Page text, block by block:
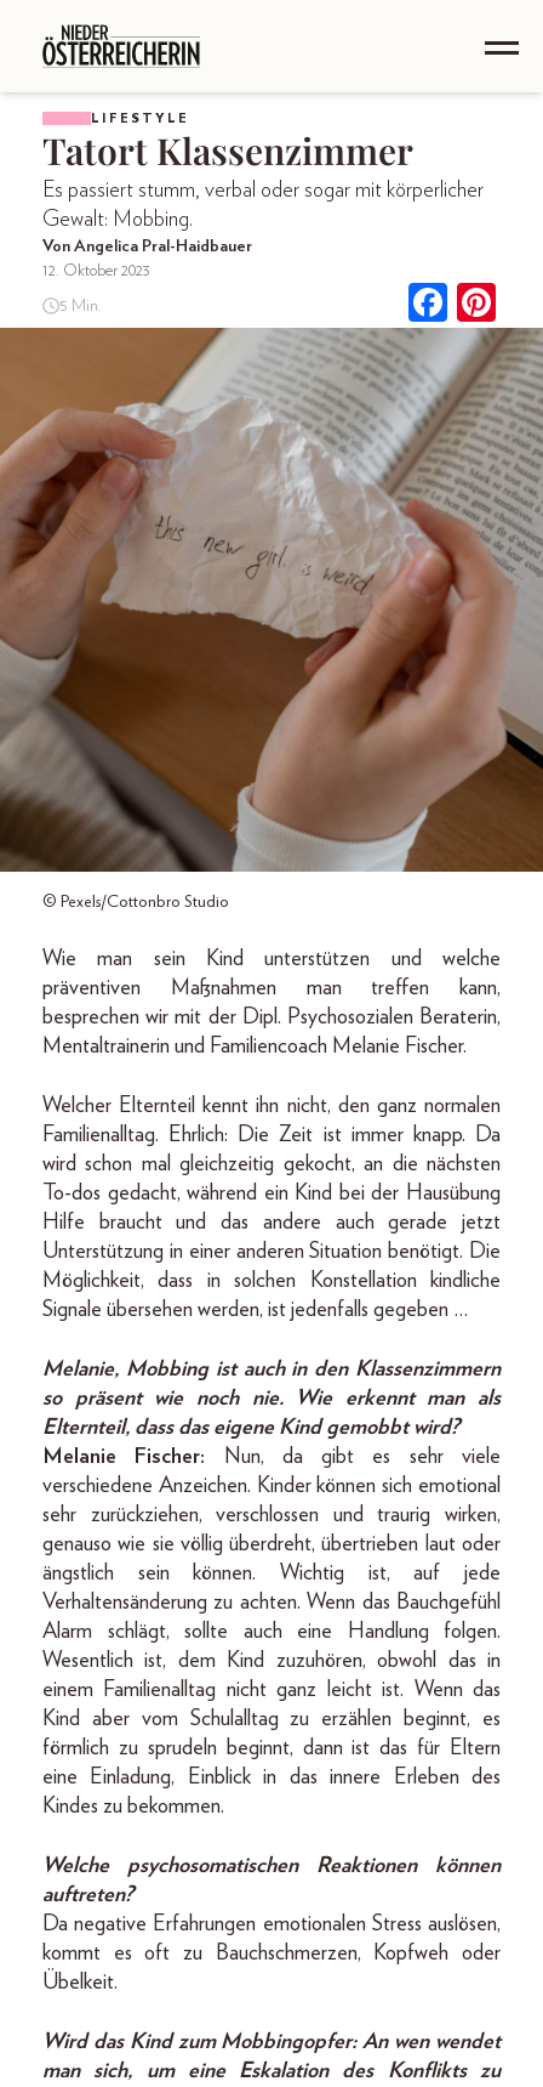
LIFESTYLE
Tatort Klassenzimmer
Es passiert stumm, verbal oder sogar mit körperlicher
Gewalt: Mobbing.
Von Angelica Pral-Haidbauer
12. Oktober 2023
5 Min.
© Pexels/Cottonbro Studio
Wie man sein Kind unterstützen und welche
präventiven Maßnahmen man treffen kann,
besprechen wir mit der Dipl. Psychosozialen Beraterin,
Mentaltrainerin und Familiencoach Melanie Fischer.
Welcher Elternteil kennt ihn nicht, den ganz normalen
Familienalltag. Ehrlich: Die Zeit ist immer knapp. Da
wird schon mal gleichzeitig gekocht, an die nächsten
To-dos gedacht, während ein Kind bei der Hausübung
Hilfe braucht und das andere auch gerade jetzt
Unterstützung in einer anderen Situation benötigt. Die
Möglichkeit, dass in solchen Konstellation kindliche
Signale übersehen werden, ist jedenfalls gegeben …
Melanie, Mobbing ist auch in den Klassenzimmern
so präsent wie noch nie. Wie erkennt man als
Elternteil, dass das eigene Kind gemobbt wird?
Melanie Fischer:
Nun, da gibt es sehr viele
verschiedene Anzeichen. Kinder können sich emotional
sehr zurückziehen, verschlossen und traurig wirken,
genauso wie sie völlig überdreht, übertrieben laut oder
ängstlich sein können. Wichtig ist, auf jede
Verhaltensänderung zu achten. Wenn das Bauchgefühl
Alarm schlägt, sollte auch eine Handlung folgen.
Wesentlich ist, dem Kind zuzuhören, obwohl das in
einem Familienalltag nicht ganz leicht ist. Wenn das
Kind aber vom Schulalltag zu erzählen beginnt, es
förmlich zu sprudeln beginnt, dann ist das für Eltern
eine Einladung, Einblick in das innere Erleben des
Kindes zu bekommen.
Welche psychosomatischen Reaktionen können
auftreten?
Da negative Erfahrungen emotionalen Stress auslösen,
kommt es oft zu Bauchschmerzen, Kopfweh oder
Übelkeit.
Wird das Kind zum Mobbingopfer: An wen wendet
man sich, um eine Eskalation des Konflikts zu